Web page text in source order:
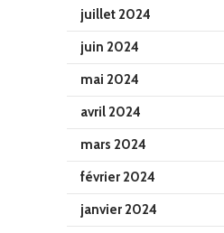
juillet 2024
juin 2024
mai 2024
avril 2024
mars 2024
février 2024
janvier 2024